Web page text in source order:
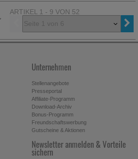
ARTIKEL 1 - 9 VON 52
Vorherige
Unternehmen
Stellenangebote
Presseportal
Affiliate-Programm
Download-Archiv
Bonus-Programm
Freundschaftswerbung
Gutscheine & Aktionen
Newsletter anmelden & Vorteile
sichern